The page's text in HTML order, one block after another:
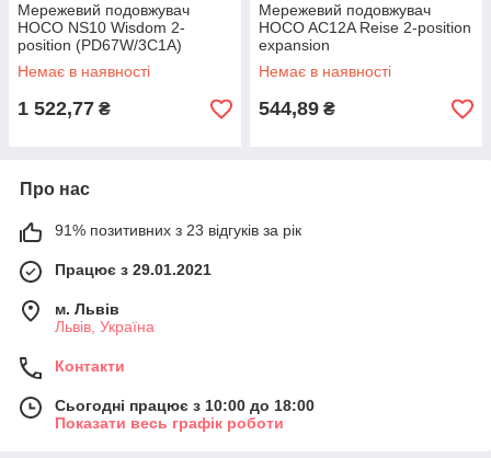
Мережевий подовжувач
HOCO NS10 Wisdom 2-
position (PD67W/3C1A)
desktop socket (EU/GER)
Black
Немає в наявності
1 522,77 ₴
Мережевий подовжувач
HOCO AC12A Reise 2-position
expansion
socket(PD30W/1C3A) Black
Немає в наявності
544,89 ₴
Про нас
91% позитивних з 23 відгуків за рік
Працює з 29.01.2021
м. Львів
Львів, Україна
Контакти
Сьогодні працює з 10:00 до 18:00
Показати весь графік роботи